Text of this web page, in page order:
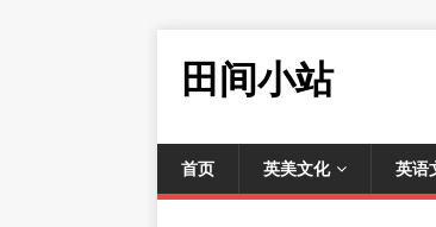
田间小站
首页 英美文化 英语